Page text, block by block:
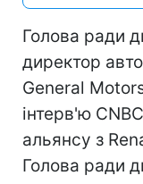
Голова ради
директор
General
інтерв'ю
альянсу з
Голова ради